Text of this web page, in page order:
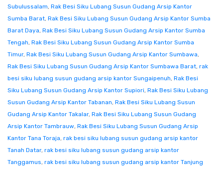
Subulussalam, Rak Besi Siku Lubang Susun Gudang Arsip Kantor
Sumba Barat, Rak Besi Siku Lubang Susun Gudang Arsip Kantor Sumba
Barat Daya, Rak Besi Siku Lubang Susun Gudang Arsip Kantor Sumba
Tengah, Rak Besi Siku Lubang Susun Gudang Arsip Kantor Sumba
Timur, Rak Besi Siku Lubang Susun Gudang Arsip Kantor Sumbawa,
Rak Besi Siku Lubang Susun Gudang Arsip Kantor Sumbawa Barat, rak
besi siku lubang susun gudang arsip kantor Sungaipenuh, Rak Besi
Siku Lubang Susun Gudang Arsip Kantor Supiori, Rak Besi Siku Lubang
Susun Gudang Arsip Kantor Tabanan, Rak Besi Siku Lubang Susun
Gudang Arsip Kantor Takalar, Rak Besi Siku Lubang Susun Gudang
Arsip Kantor Tambrauw, Rak Besi Siku Lubang Susun Gudang Arsip
Kantor Tana Toraja, rak besi siku lubang susun gudang arsip kantor
Tanah Datar, rak besi siku lubang susun gudang arsip kantor
Tanggamus, rak besi siku lubang susun gudang arsip kantor Tanjung